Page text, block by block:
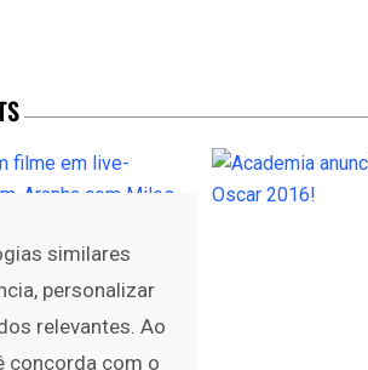
similares
personalizar
relevantes. Ao
concorda com o